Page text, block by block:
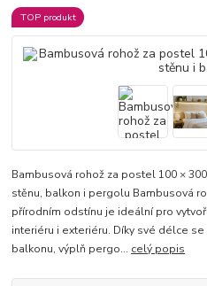
TOP produkt
Bambusová rohož za postel 100 ×
stěnu, balkon i pergolu Bambusová
přírodním odstínu je ideální pro
interiéru i exteriéru. Díky své délce
balkonu, výplň pergo... celý popis